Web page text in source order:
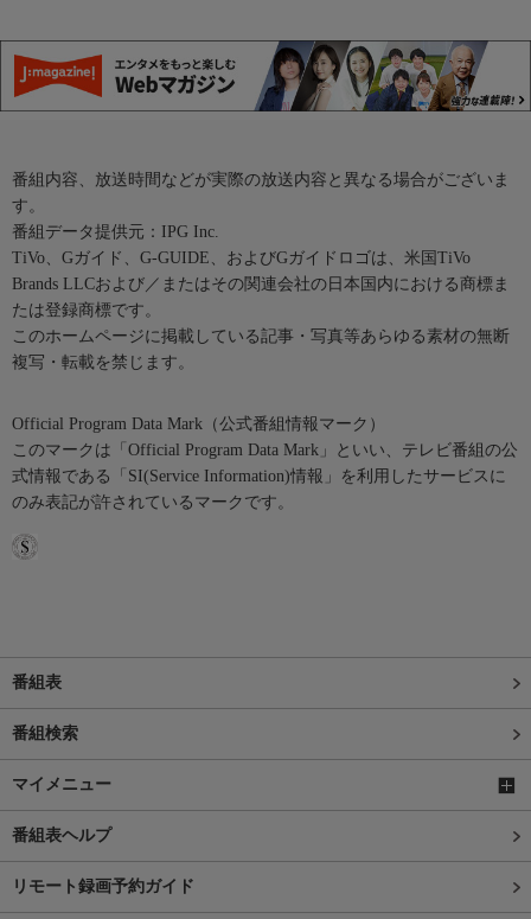
番組内容、放送時間などが実際の放送内容と異なる場合がございま
す。
番組データ提供元：IPG Inc.
TiVo、Gガイド、G-GUIDE、およびGガイドロゴは、米国TiVo
Brands LLCおよび／またはその関連会社の日本国内における商標ま
たは登録商標です。
このホームページに掲載している記事・写真等あらゆる素材の無断
複写・転載を禁じます。
Official Program Data Mark（公式番組情報マーク）
このマークは「Official Program Data Mark」といい、テレビ番組の公
式情報である「SI(Service Information)情報」を利用したサービスに
のみ表記が許されているマークです。
番組表
番組検索
マイメニュー
番組表ヘルプ
リモート録画予約ガイド